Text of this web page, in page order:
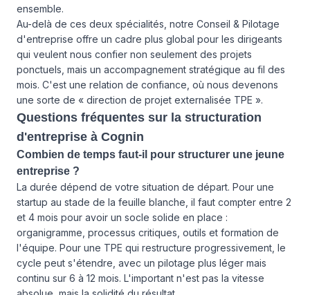
ensemble.
Au-delà de ces deux spécialités, notre Conseil & Pilotage
d'entreprise offre un cadre plus global pour les dirigeants
qui veulent nous confier non seulement des projets
ponctuels, mais un accompagnement stratégique au fil des
mois. C'est une relation de confiance, où nous devenons
une sorte de « direction de projet externalisée TPE ».
Questions fréquentes sur la structuration
d'entreprise à Cognin
Combien de temps faut-il pour structurer une jeune
entreprise ?
La durée dépend de votre situation de départ. Pour une
startup au stade de la feuille blanche, il faut compter entre 2
et 4 mois pour avoir un socle solide en place :
organigramme, processus critiques, outils et formation de
l'équipe. Pour une TPE qui restructure progressivement, le
cycle peut s'étendre, avec un pilotage plus léger mais
continu sur 6 à 12 mois. L'important n'est pas la vitesse